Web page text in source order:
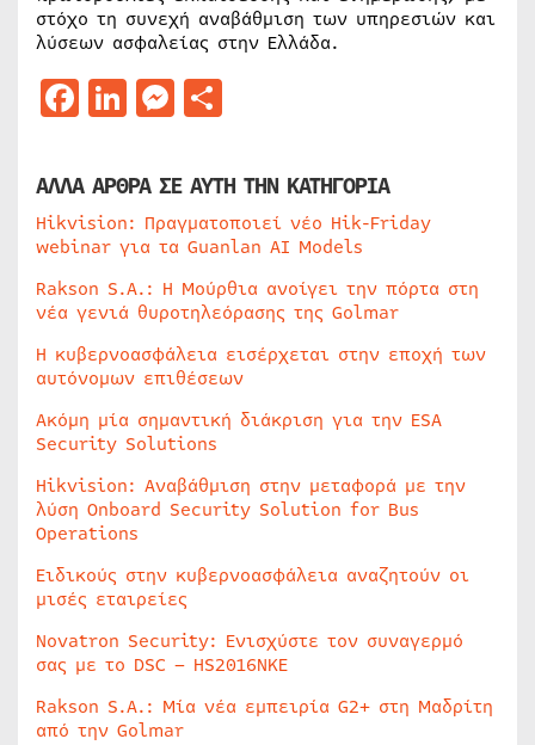
στόχο τη συνεχή αναβάθμιση των υπηρεσιών και
λύσεων ασφαλείας στην Ελλάδα.
Facebook
LinkedIn
Messenger
ΑΛΛΑ ΑΡΘΡΑ ΣΕ ΑΥΤΗ ΤΗΝ ΚΑΤΗΓΟΡΙΑ
Hikvision: Πραγματοποιεί νέο Hik-Friday
webinar για τα Guanlan AI Models
Rakson S.A.: Η Μούρθια ανοίγει την πόρτα στη
νέα γενιά θυροτηλεόρασης της Golmar
Η κυβερνοασφάλεια εισέρχεται στην εποχή των
αυτόνομων επιθέσεων
Ακόμη μία σημαντική διάκριση για την ESA
Security Solutions
Hikvision: Αναβάθμιση στην μεταφορά με την
λύση Onboard Security Solution for Bus
Operations
Ειδικούς στην κυβερνοασφάλεια αναζητούν οι
μισές εταιρείες
Novatron Security: Ενισχύστε τον συναγερμό
σας με το DSC – HS2016NKE
Rakson S.A.: Μία νέα εμπειρία G2+ στη Μαδρίτη
από την Golmar